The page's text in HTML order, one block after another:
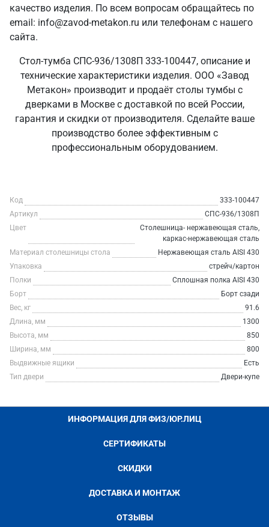
качество изделия. По всем вопросам обращайтесь по
email: info@zavod-metakon.ru или телефонам с нашего
сайта.
Стол-тумба СПС-936/1308П 333-100447, описание и
технические характеристики изделия. ООО «Завод
Метакон» производит и продаёт столы тумбы с
дверками в Москве с доставкой по всей России,
гарантия и скидки от производителя. Сделайте ваше
производство более эффективным с
профессиональным оборудованием.
Код
333-100447
Артикул
СПС-936/1308П
Цвет
Столешница- нержавеющая сталь,
каркас-нержавеющая сталь
Материал столешницы стола
Нержавеющая сталь AISI 430
Упаковка
стрейч/картон
Полки
Сплошная полка AISI 430
Борт
Борт сзади
Вес, кг
91.6
Длина, мм
1300
Высота, мм
850
Ширина, мм
800
Выдвижные ящики
Есть
Тип двери
Двери-купе
ИНФОРМАЦИЯ ДЛЯ ФИЗ/ЮР.ЛИЦ
СЕРТИФИКАТЫ
СКИДКИ
ДОСТАВКА И МОНТАЖ
ОТЗЫВЫ